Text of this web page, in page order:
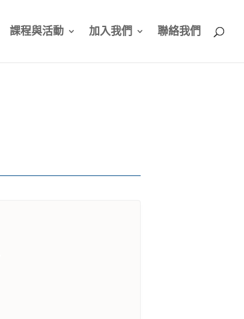
課程與活動 加入我們 聯絡我們